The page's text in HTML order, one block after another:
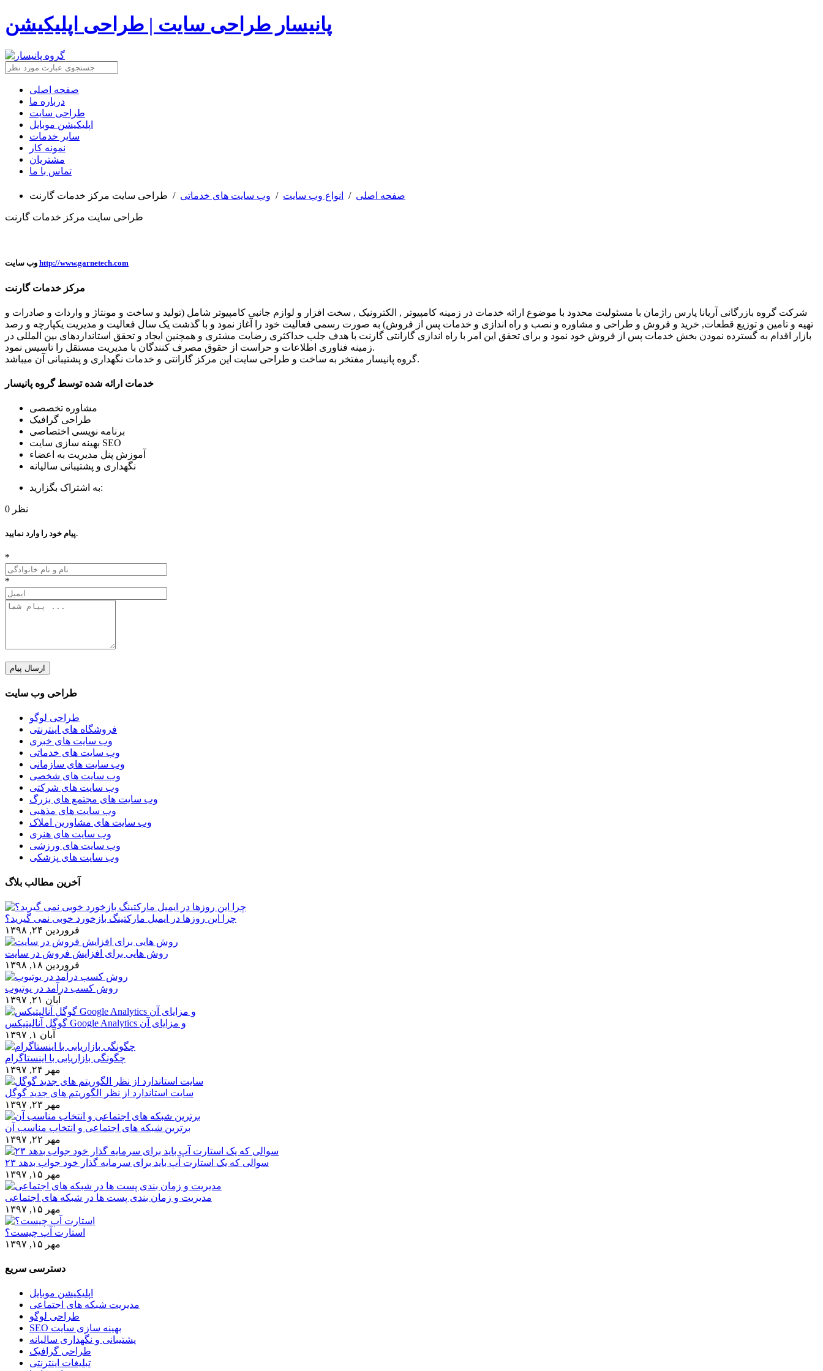
پانیسار طراحی سایت | طراحی اپلیکیشن
صفحه اصلی
درباره ما
طراحی سایت
اپلیکیشن موبایل
سایر خدمات
نمونه کار
مشتریان
تماس با ما
صفحه اصلی / انواع وب سایت / وب سایت های خدماتی / طراحی سایت مرکز خدمات گارنت
طراحی سایت مرکز خدمات گارنت
http://www.garnetech.com
مرکز خدمات گارنت
شرکت گروه بازرگانی آریانا پارس راژمان با مسئولیت محدود با موضوع ارائه خدمات در زمینه کامپیوتر , الکترونیک , سخت افزار و لوازم جانبی کامپیوتر شامل (تولید و ساخت و مونتاژ و واردات و صادرات و
تهیه و تامین و توزیع قطعات, خرید و فروش و طراحی و مشاوره و نصب و راه اندازی و خدمات پس از فروش) به صورت رسمی فعالیت خود را آغاز نمود و با گذشت یک سال فعالیت و مدیریت یکپارچه و رصد
بازار اقدام به گسترده نمودن بخش خدمات پس از فروش خود نمود و برای تحقق این امر با راه‏ اندازی گارانتی گارنت با هدف جلب حداکثری رضایت مشتری و همچنین ایجاد و تحقق استانداردهای بین المللی در
زمینه فناوری اطلاعات و حراست از حقوق مصرف کنندگان با مدیریت مستقل را تاسیس نمود.
گروه پانیسار مفتخر به ساخت و طراحی سایت این مرکز گارانتی و خدمات نگهداری و پشتیبانی آن میباشد.
خدمات ارائه شده توسط گروه پانیسار
مشاوره تخصصی
طراحی گرافیک
برنامه نویسی اختصاصی
بهینه سازی سایت SEO
آموزش پنل مدیریت به اعضاء
نگهداری و پشتیبانی سالیانه
به اشتراک بگزارید:
0 نظر
پیام خود را وارد نمایید.
*
*
طراحی وب سایت
طراحی لوگو
فروشگاه های اینترنتی
وب سایت های خبری
وب سایت های خدماتی
وب سایت های سازمانی
وب سایت های شخصی
وب سایت های شرکتی
وب سایت های مجتمع های بزرگ
وب سایت های مذهبی
وب سایت های مشاورین املاک
وب سایت های هنری
وب سایت های ورزشی
وب سایت های پزشکی
آخرین مطالب بلاگ
چرا این روزها در ایمیل مارکتینگ بازخورد خوبی نمی گیرید؟
فروردین ۲۴, ۱۳۹۸
روش هایی برای افزایش فروش در سایت
فروردین ۱۸, ۱۳۹۸
روش کسب درآمد در یوتیوب
آبان ۲۱, ۱۳۹۷
گوگل آنالیتیکس Google Analytics و مزایای آن
آبان ۱, ۱۳۹۷
چگونگی بازاریابی با اینستاگرام
مهر ۲۴, ۱۳۹۷
سایت استاندارد از نظر الگوریتم های جدید گوگل
مهر ۲۳, ۱۳۹۷
برترین شبکه های اجتماعی و انتخاب مناسب آن
مهر ۲۲, ۱۳۹۷
۲۳ سوالی که یک استارت آپ باید برای سرمایه گذار خود جواب بدهد
مهر ۱۵, ۱۳۹۷
مدیریت و زمان بندی پست ها در شبکه های اجتماعی
مهر ۱۵, ۱۳۹۷
استارت آپ چیست؟
مهر ۱۵, ۱۳۹۷
دسترسی سریع
اپلیکیشن موبایل
مدیریت شبکه های اجتماعی
طراحی لوگو
SEO بهینه سازی سایت
پشتیبانی و نگهداری سالیانه
طراحی گرافیک
تبلیغات اینترنتی